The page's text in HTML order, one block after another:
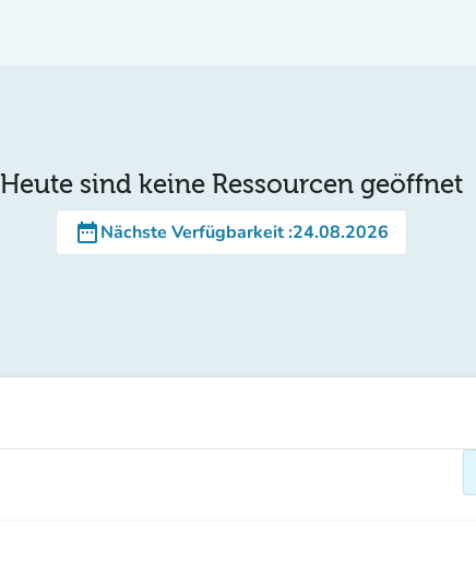
Heute sind keine Ressourcen geöffnet
date_rangeNächste Verfügbarkeit:24.08.2026